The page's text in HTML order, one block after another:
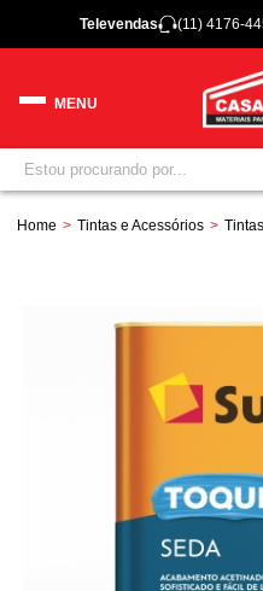
Televendas (11) 4176-
Home Tintas e Acessórios